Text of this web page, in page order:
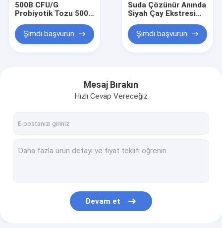
500B CFU/G
Probiyotik Tozu 500
Bifidobacterium
Animalis
Şimdi başvurun
Suda Çözünür Anında
Siyah Çay Ekstresi
Polifenoller / Temiz
Etiket
Şimdi başvurun
Mesaj Bırakın
Hızlı Cevap Vereceğiz
Devam et